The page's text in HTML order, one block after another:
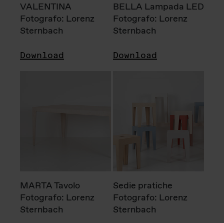
VALENTINA
Fotografo: Lorenz
Sternbach
Download
BELLA Lampada LED
Fotografo: Lorenz
Sternbach
Download
MARTA Tavolo
Fotografo: Lorenz
Sternbach
Sedie pratiche
Fotografo: Lorenz
Sternbach